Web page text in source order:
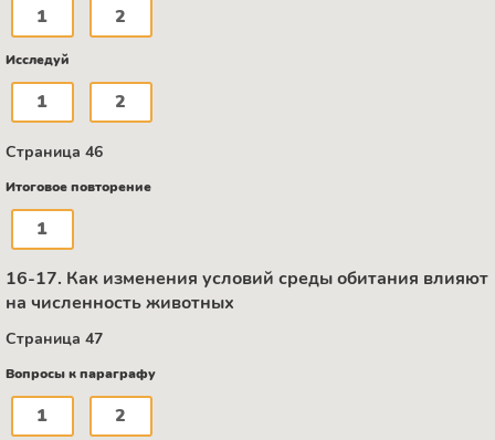
1 2
Исследуй
1 2
Страница 46
Итоговое повторение
1
16-17. Как изменения условий среды обитания влияют
на численность животных
Страница 47
Вопросы к параграфу
1 2